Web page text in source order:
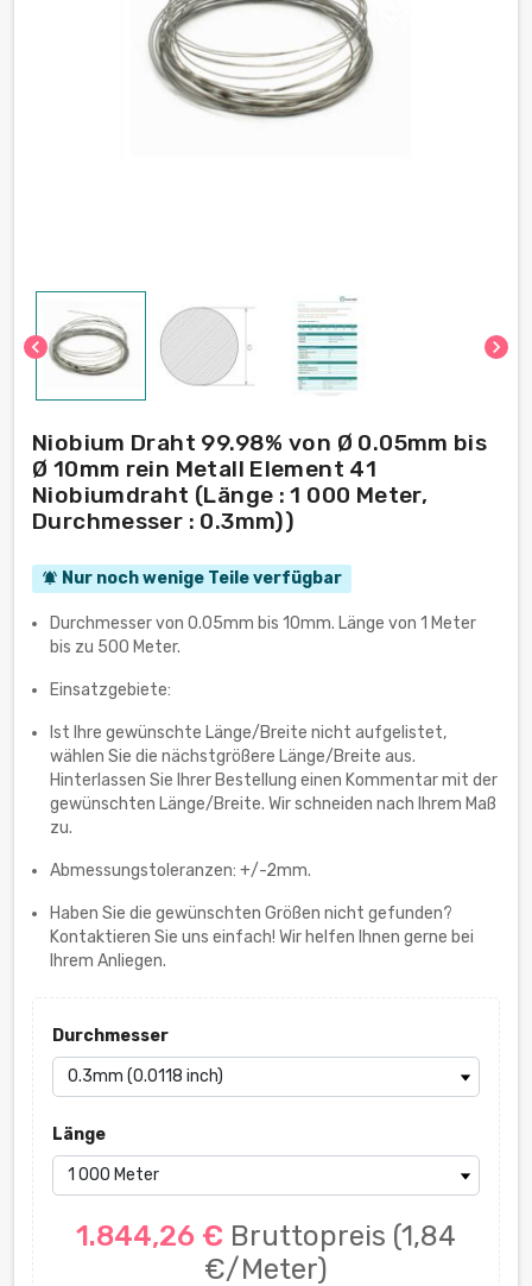
chevron_left chevron_right
Niobium Draht 99.98% von Ø 0.05mm bis
Ø 10mm rein Metall Element 41
Niobiumdraht (Länge : 1 000 Meter,
Durchmesser : 0.3mm))
notifications_active Nur noch wenige Teile verfügbar
Durchmesser von 0.05mm bis 10mm. Länge von 1 Meter
bis zu 500 Meter.
Einsatzgebiete:
Ist Ihre gewünschte Länge/Breite nicht aufgelistet,
wählen Sie die nächstgrößere Länge/Breite aus.
Hinterlassen Sie Ihrer Bestellung einen Kommentar mit der
gewünschten Länge/Breite. Wir schneiden nach Ihrem Maß
zu.
Abmessungstoleranzen: +/-2mm.
Haben Sie die gewünschten Größen nicht gefunden?
Kontaktieren Sie uns einfach! Wir helfen Ihnen gerne bei
Ihrem Anliegen.
Durchmesser
Länge
1.844,26 € Bruttopreis (1,84
€/Meter)